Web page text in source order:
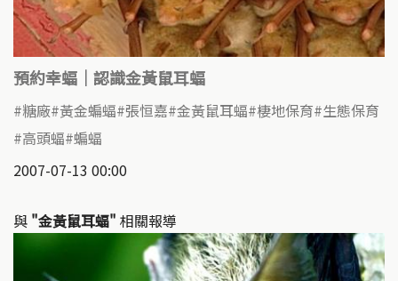
預約幸蝠｜認識金黃鼠耳蝠
糖廠 黃金蝙蝠 張恒嘉 金黃鼠耳蝠 棲地保育 生態保育
高頭蝠 蝙蝠
2007-07-13 00:00
與 "金黃鼠耳蝠" 相關報導